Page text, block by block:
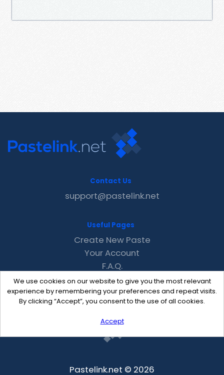
We use cookies on our website to give you the most relevant
experience by remembering your preferences and repeat visits.
By clicking “Accept”, you consent to the use of all cookies.
Accept
Contact Us
support@pastelink.net
Useful Pages
Create New Paste
Your Account
F.A.Q.
Recent
Contact
Pastelink.net © 2026